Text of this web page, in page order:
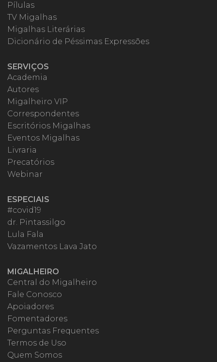
Pílulas
TV Migalhas
Migalhas Literárias
Dicionário de Péssimas Expressões
SERVIÇOS
Academia
Autores
Migalheiro VIP
Correspondentes
Escritórios Migalhas
Eventos Migalhas
Livraria
Precatórios
Webinar
ESPECIAIS
#covid19
dr. Pintassilgo
Lula Fala
Vazamentos Lava Jato
MIGALHEIRO
Central do Migalheiro
Fale Conosco
Apoiadores
Fomentadores
Perguntas Frequentes
Termos de Uso
Quem Somos